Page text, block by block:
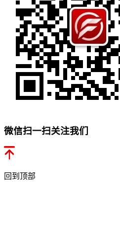
微信扫一扫关注我们
回到顶部